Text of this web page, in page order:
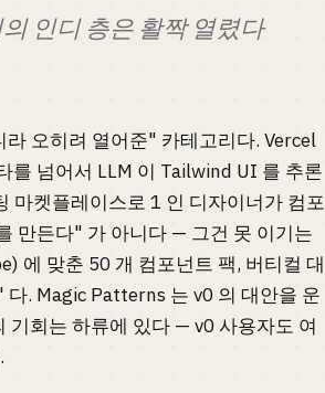
인디 층은 활짝 열렸다
오히려 열어준" 카테고리다. Vercel
를 넘어서 LLM 이 Tailwind UI 를 추론
마켓플레이스로 1 인 디자이너가 컴포
만든다" 가 아니다 — 그건 못 이기는
에 맞춘 50 개 컴포넌트 팩, 버티컬 대
. Magic Patterns 는 v0 의 대안을 운
기회는 하류에 있다 — v0 사용자도 여